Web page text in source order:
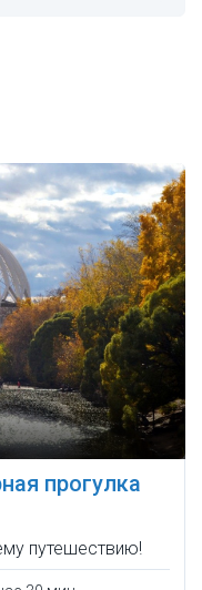
прогулка
путешествию!